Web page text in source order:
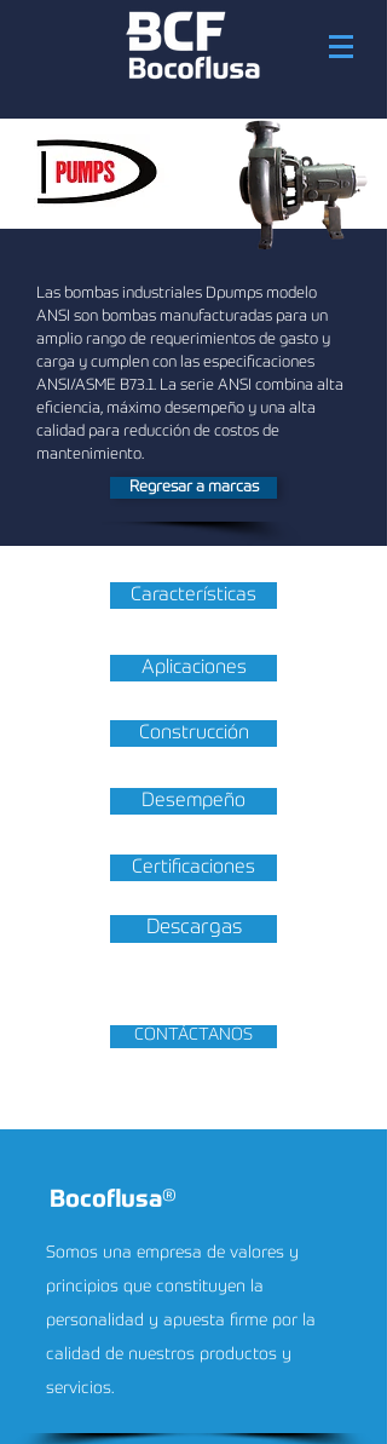
Las bombas industriales Dpumps modelo
ANSI son bombas manufacturadas para un
amplio rango de requerimientos de gasto y
carga y cumplen con las especificaciones
ANSI/ASME B73.1. La serie ANSI combina alta
eficiencia, máximo desempeño y una alta
calidad para reducción de costos de
mantenimiento.
Regresar a marcas
Características
Aplicaciones
Construcción
Desempeño
Certificaciones
Descargas
CONTÁCTANOS
Bocoflusa®
Somos una empresa de valores y
principios que constituyen la
personalidad y apuesta firme por la
calidad de nuestros productos y
servicios.